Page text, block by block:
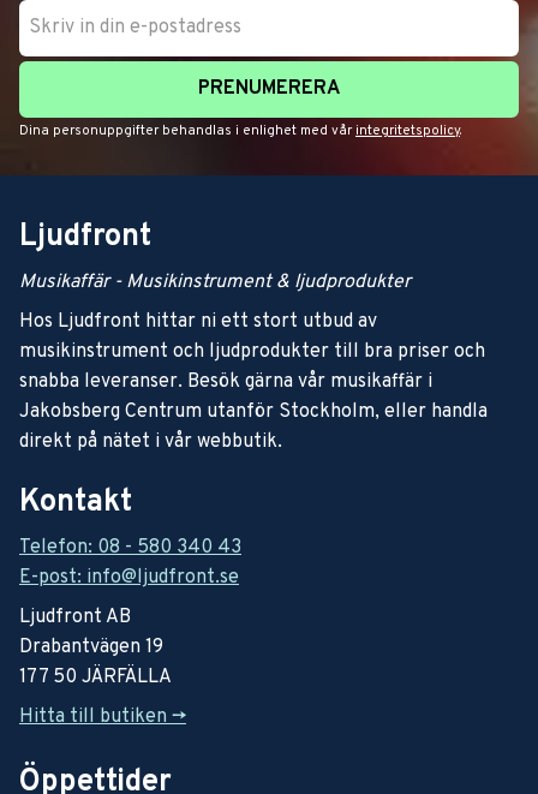
PRENUMERERA
Dina personuppgifter behandlas i enlighet med vår integritetspolicy.
Ljudfront
Musikaffär - Musikinstrument & ljudprodukter
Hos Ljudfront hittar ni ett stort utbud av
musikinstrument och ljudprodukter till bra priser och
snabba leveranser. Besök gärna vår musikaffär i
Jakobsberg Centrum utanför Stockholm, eller handla
direkt på nätet i vår webbutik.
Kontakt
Telefon: 08 - 580 340 43
E-post: info@ljudfront.se
Ljudfront AB
Drabantvägen 19
177 50 JÄRFÄLLA
Hitta till butiken ->
Öppettider